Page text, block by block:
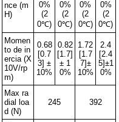
nce (m
H)
0%
(2
0℃)
0%
(2
0℃)
0%
(2
0℃)
0%
(2
0℃)
Momen
to de in
ercia (X
10V/rp
m)
0.68
[0.7
3] ±
10%
0.82
[1.7]
± 1
0%
1.72
[1.7
7]±
10%
2.4
[2.4
5]±1
0%
Max ra
dial loa
d (N)
245 392